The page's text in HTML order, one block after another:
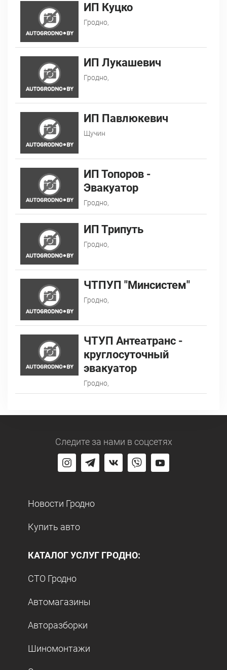
ИП Куцко
Гродно,
ИП Лукашевич
Гродно,
ИП Павлюкевич
Щучин
ИП Топоров -
Эвакуатор
Гродно,
ИП Трипуть
Гродно,
ЧТПУП "Минсистем"
Гродно,
ЧТУП Антеатранс -
круглосуточный
эвакуатор
Гродно,
Следите за нами в соцсетях
Новости Гродно
Купить авто
КАТАЛОГ УСЛУГ ГРОДНО:
СТО Гродно
Автомагазины
Авторазборки
Шиномонтажи